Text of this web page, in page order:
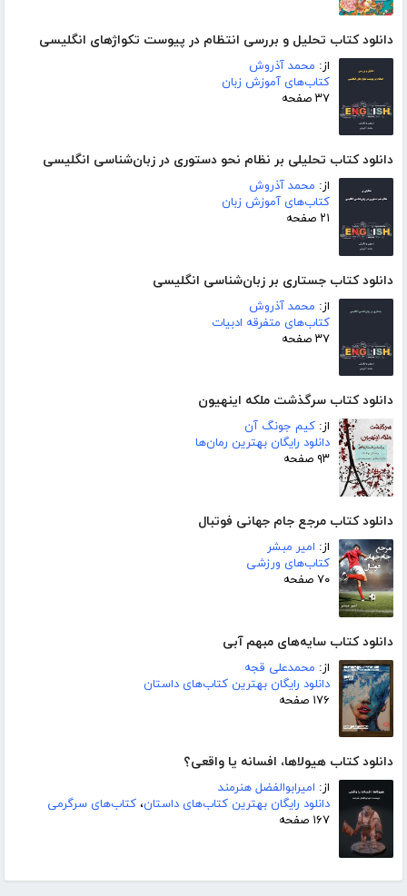
دانلود کتاب تحلیل و بررسی انتظام در پیوست تکواژهای انگلیسی
از: محمد آذروش
کتاب‌های آموزش زبان
۳۷ صفحه
دانلود کتاب تحلیلی بر نظام نحو دستوری در زبان‌شناسی انگلیسی
از: محمد آذروش
کتاب‌های آموزش زبان
۲۱ صفحه
دانلود کتاب جستاری بر زبان‌شناسی انگلیسی
از: محمد آذروش
کتاب‌های متفرقه ادبیات
۳۷ صفحه
دانلود کتاب سرگذشت ملکه اینهیون
از: کیم جونگ آن
دانلود رایگان بهترین رمان‌ها
۹۳ صفحه
دانلود کتاب مرجع جام جهانی فوتبال
از: امیر مبشر
کتاب‌های ورزشی
۷۰ صفحه
دانلود کتاب سایه‌های مبهم آبی
از: محمدعلی قجه
دانلود رایگان بهترین کتاب‌های داستان
۱۷۶ صفحه
دانلود کتاب هیولاها، افسانه یا واقعی؟
از: امیرابوالفضل هنرمند
دانلود رایگان بهترین کتاب‌های داستان، کتاب‌های سرگرمی
۱۶۷ صفحه